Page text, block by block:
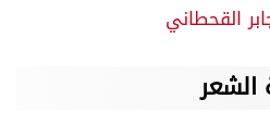
القحطاني
الشعر